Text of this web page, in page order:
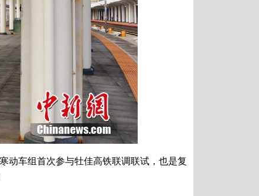
车组首次参与牡佳高铁联调联试，也是复